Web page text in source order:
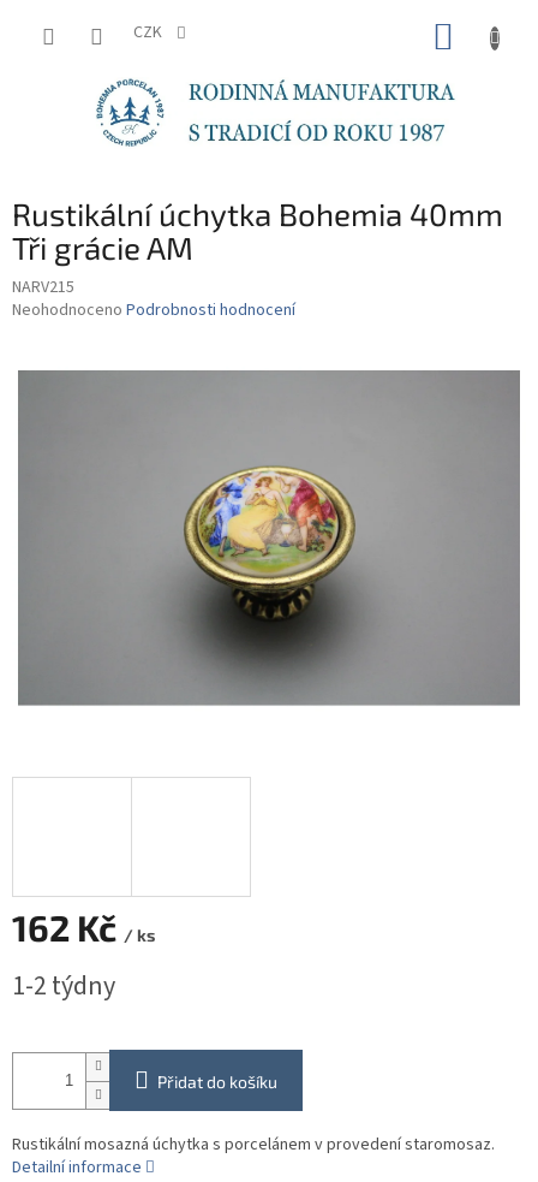
CZK
Rustikální úchytka Bohemia 40mm
Tři grácie AM
NARV215
Průměrné
je
Neohodnoceno Podrobnosti hodnocení
162 Kč / ks
cena:
1-2 týdny
Přidat do košíku
Rustikální mosazná úchytka s porcelánem v provedení staromosaz.
Detailní informace